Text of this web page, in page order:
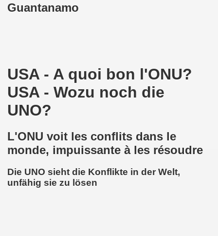
Guantanamo
USA - A quoi bon l'ONU?
USA - Wozu noch die
UNO?
L'ONU voit les conflits dans le
monde, impuissante à les résoudre
Die UNO sieht die Konflikte in der Welt,
unfähig sie zu lösen